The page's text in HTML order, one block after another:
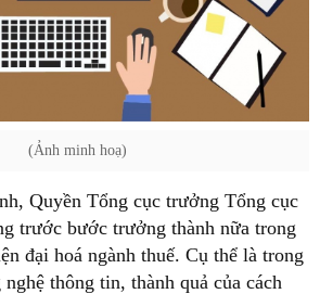
(Ảnh minh hoạ)
Quyền Tổng cục trưởng Tổng cục
trước bước trưởng thành nữa trong
đại hoá ngành thuế. Cụ thể là trong
thông tin, thành quả của cách